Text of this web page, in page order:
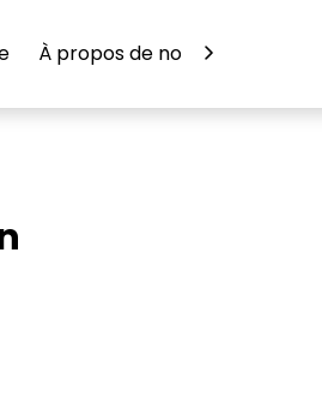
À propos de nous